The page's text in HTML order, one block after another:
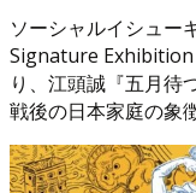
ソーシャルイシュー
Signature Exhibition
り、江頭誠『五月待
戦後の日本家庭の象